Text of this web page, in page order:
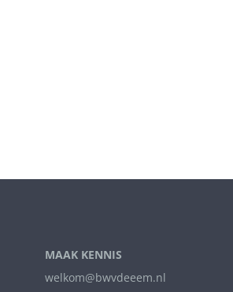
MAAK KENNIS
welkom@bwvdeeem.nl